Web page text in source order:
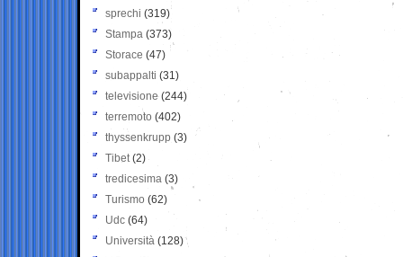
sprechi (319)
Stampa (373)
Storace (47)
subappalti (31)
televisione(244)
terremoto (402)
thyssenkrupp (3)
Tibet(2)
tredicesima (3)
Turismo (62)
Udc (64)
Università (128)